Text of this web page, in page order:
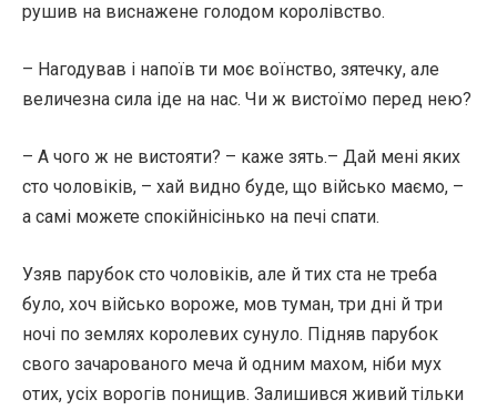
рушив на виснажене голодом королівство.
– Нагодував і напоїв ти моє воїнство, зятечку, але
величезна сила іде на нас. Чи ж вистоїмо перед нею?
– А чого ж не вистояти? – каже зять.– Дай мені яких
сто чоловіків, – хай видно буде, що військо маємо, –
а самі можете спокійнісінько на печі спати.
Узяв парубок сто чоловіків, але й тих ста не треба
було, хоч військо вороже, мов туман, три дні й три
ночі по землях королевих сунуло. Підняв парубок
свого зачарованого меча й одним махом, ніби мух
отих, усіх ворогів понищив. Залишився живий тільки